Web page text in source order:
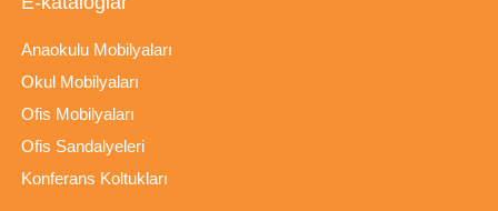
Anaokulu Mobilyaları
Okul Mobilyaları
Ofis Mobilyaları
Ofis Sandalyeleri
Konferans Koltukları